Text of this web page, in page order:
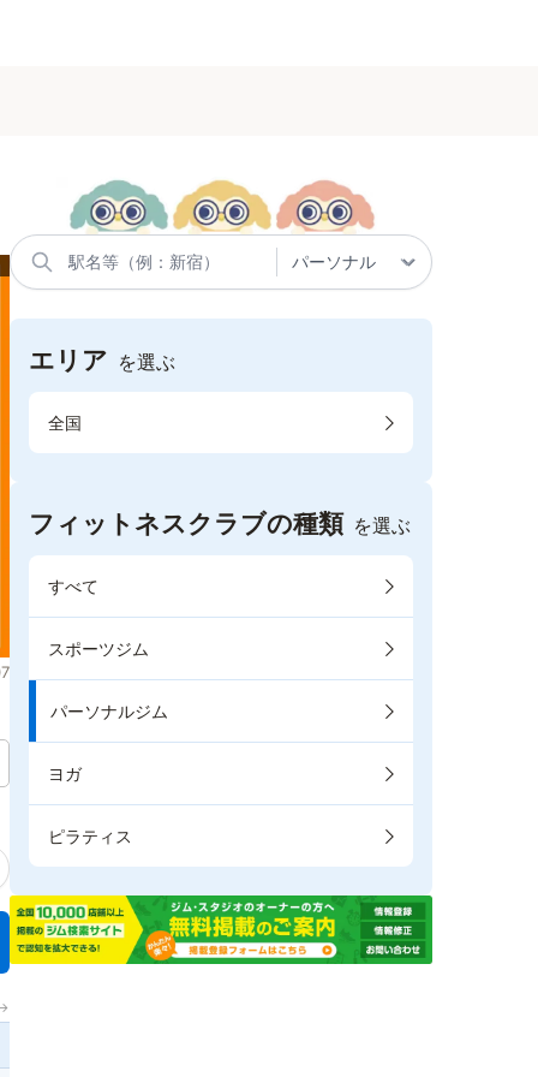
エリア を選ぶ
全国
フィットネスクラブの種類 を選ぶ
すべて
スポーツジム
パーソナルジム
ヨガ
ピラティス